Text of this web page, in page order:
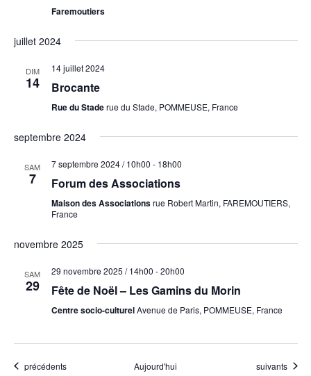
Faremoutiers
juillet 2024
DIM
14
14 juillet 2024
Brocante
Rue du Staderue du Stade, POMMEUSE, France
septembre 2024
SAM
7
7 septembre 2024 / 10h00 - 18h00
Forum des Associations
Maison des Associationsrue Robert Martin, FAREMOUTIERS,
France
novembre 2025
SAM
29
29 novembre 2025 / 14h00 -20h00
Fête de Noël – Les Gamins du Morin
Centre socio-culturelAvenue de Paris, POMMEUSE, France
Évènements
précédents Aujourd'hui Évènements
suivants